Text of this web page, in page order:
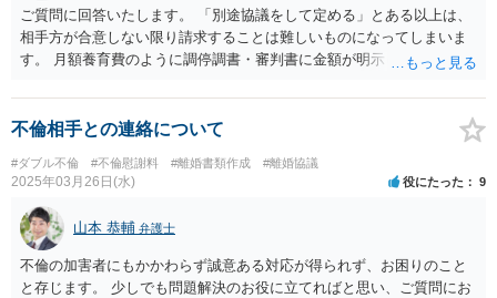
ご質問に回答いたします。 「別途協議をして定める」とある以上は、
相手方が合意しない限り請求することは難しいものになってしまいま
す。 月額養育費のように調停調書・審判書に金額が明示してあれば別
ながら、ご認識のとおり調停を申し立てて請求せざるを得ないという
ことになるでしょう。 ご参考になれば幸いです。
不倫相手との連絡について
#ダブル不倫 #不倫慰謝料 #離婚書類作成 #離婚協議
2025年03月26日(水) 役にたった 9
山本 恭輔 弁護士
不倫の加害者にもかかわらず誠意ある対応が得られず、お困りのこと
と存じます。 少しでも問題解決のお役に立てればと思い、ご質問にお